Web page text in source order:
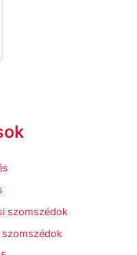
szomszédok
szomszédok